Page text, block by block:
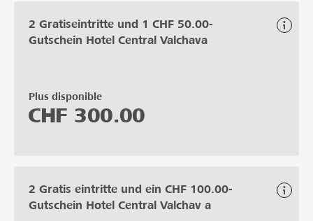
2 Gratiseintritte und 1 CHF 50.00-
Gutschein Hotel Central Valchava
Plus disponible
CHF 300.00
2 Gratis eintritte und ein CHF 100.00-
Gutschein Hotel Central Valchav a